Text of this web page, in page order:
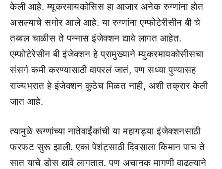
केली आहे. म्यूकरमायकोसिस हा आजार अनेक रुग्णांना होत
असल्याचे समोर आले आहे. या रुग्णांना एम्फोटेरीसीन बी चे
तब्बल चाळीस ते पन्नास इंजेक्शन द्यावे लागत आहेत.
एम्फोटेरेसीन बी इंजेक्शन हे प्रामुख्याने म्युकरमायकोसीसचा
संसर्ग कमी करण्यासाठी वापरलं जातं, पण सध्या पुण्यासह
राज्यभरात हे इंजेक्शन कुठेच मिळत नाही, अशी तक्रार केली
जात आहे.
त्यामुळे रूग्णांच्या नातेवाईंकांची या महागड्या इंजेक्शनसाठी
फरफट सुरू झाली. एका पेशंट्साठी दिवसाला किमान पाच ते
सात याचे डोस द्यावे लागतात. पण अचानक मागणी वाढल्याने